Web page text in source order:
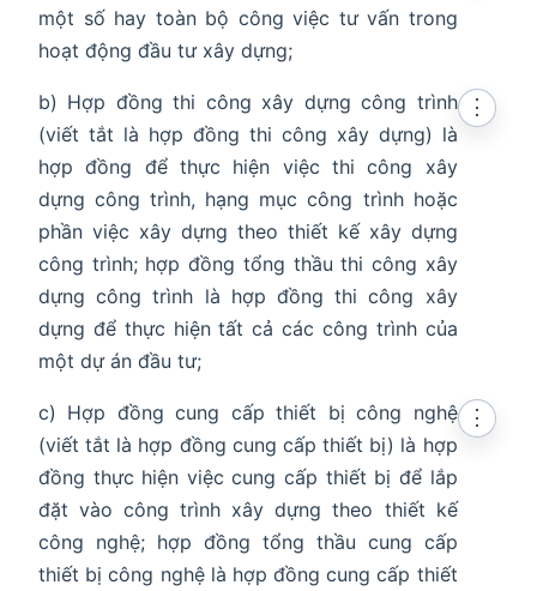
một số hay toàn bộ công việc tư vấn trong
hoạt động đầu tư xây dựng;
b) Hợp đồng thi công xây dựng công trình
(viết tắt là hợp đồng thi công xây dựng) là
hợp đồng để thực hiện việc thi công xây
dựng công trình, hạng mục công trình hoặc
phần việc xây dựng theo thiết kế xây dựng
công trình; hợp đồng tổng thầu thi công xây
dựng công trình là hợp đồng thi công xây
dựng để thực hiện tất cả các công trình của
một dự án đầu tư;
⋮
c) Hợp đồng cung cấp thiết bị công nghệ
(viết tắt là hợp đồng cung cấp thiết bị) là hợp
đồng thực hiện việc cung cấp thiết bị để lắp
đặt vào công trình xây dựng theo thiết kế
công nghệ; hợp đồng tổng thầu cung cấp
thiết bị công nghệ là hợp đồng cung cấp thiết
⋮